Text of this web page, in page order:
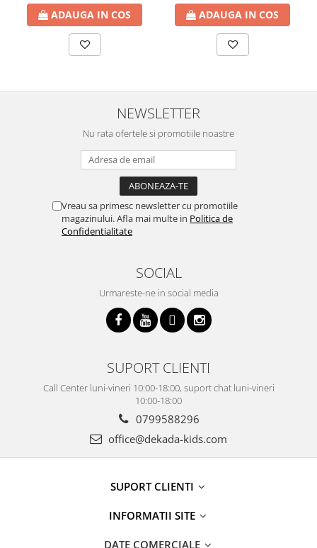
ADAUGA IN COS ADAUGA IN COS
NEWSLETTER
Nu rata ofertele si promotiile noastre
Vreau sa primesc newsletter cu promotiile
magazinului. Afla mai multe in Politica de
Confidentialitate
SOCIAL
Urmareste-ne in social media
SUPORT CLIENTI
Call Center luni-vineri 10:00-18:00, suport chat luni-vineri
10:00-18:00
0799588296
office@dekada-kids.com
SUPORT CLIENTI
INFORMATII SITE
DATE COMERCIALE